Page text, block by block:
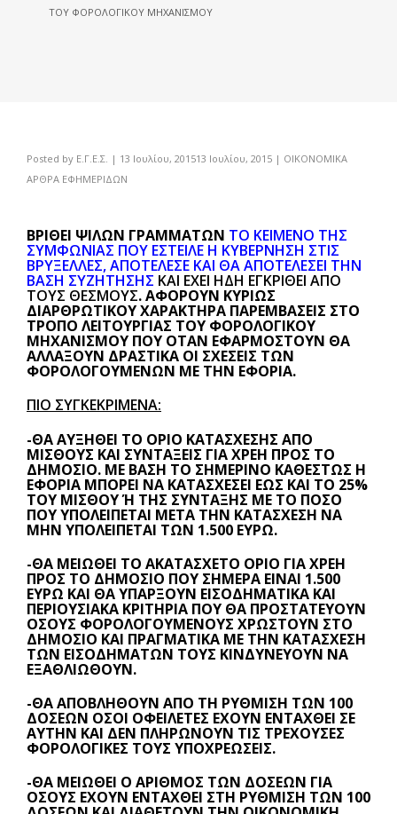
ΤΟΥ ΦΟΡΟΛΟΓΙΚΟΎ ΜΗΧΑΝΙΣΜΟΎ
Posted by Ε.Γ.Ε.Σ. | 13 Ιουλίου, 201513 Ιουλίου, 2015 | ΟΙΚΟΝΟΜΙΚΑ
ΑΡΘΡΑ ΕΦΗΜΕΡΙΔΩΝ
ΒΡΊΘΕΙ ΨΙΛΏΝ ΓΡΑΜΜΆΤΩΝ ΤΟ ΚΕΊΜΕΝΟ ΤΗΣ
ΣΥΜΦΩΝΊΑΣ ΠΟΥ ΈΣΤΕΙΛΕ Η ΚΥΒΈΡΝΗΣΗ ΣΤΙΣ
ΒΡΥΞΈΛΛΕΣ, ΑΠΟΤΈΛΕΣΕ ΚΑΙ ΘΑ ΑΠΟΤΕΛΈΣΕΙ ΤΗΝ
ΒΆΣΗ ΣΥΖΉΤΗΣΗΣ ΚΑΙ ΈΧΕΙ ΉΔΗ ΕΓΚΡΙΘΕΊ ΑΠΌ
ΤΟΥΣ ΘΕΣΜΟΎΣ. ΑΦΟΡΟΎΝ ΚΥΡΊΩΣ
ΔΙΑΡΘΡΩΤΙΚΟΎ ΧΑΡΑΚΤΉΡΑ ΠΑΡΕΜΒΆΣΕΙΣ ΣΤΟ
ΤΡΌΠΟ ΛΕΙΤΟΥΡΓΊΑΣ ΤΟΥ ΦΟΡΟΛΟΓΙΚΟΎ
ΜΗΧΑΝΙΣΜΟΎ ΠΟΥ ΌΤΑΝ ΕΦΑΡΜΟΣΤΟΎΝ ΘΑ
ΑΛΛΆΞΟΥΝ ΔΡΑΣΤΙΚΆ ΟΙ ΣΧΈΣΕΙΣ ΤΩΝ
ΦΟΡΟΛΟΓΟΎΜΕΝΩΝ ΜΕ ΤΗΝ ΕΦΟΡΊΑ.
ΠΙΟ ΣΥΓΚΕΚΡΙΜΈΝΑ:
-ΘΑ ΑΥΞΗΘΕΊ ΤΟ ΌΡΙΟ ΚΑΤΆΣΧΕΣΗΣ ΑΠΌ
ΜΙΣΘΟΎΣ ΚΑΙ ΣΥΝΤΆΞΕΙΣ ΓΙΑ ΧΡΈΗ ΠΡΟΣ ΤΟ
ΔΗΜΌΣΙΟ. ΜΕ ΒΆΣΗ ΤΟ ΣΗΜΕΡΙΝΌ ΚΑΘΕΣΤΏΣ Η
ΕΦΟΡΊΑ ΜΠΟΡΕΊ ΝΑ ΚΑΤΑΣΧΈΣΕΙ ΈΩΣ ΚΑΙ ΤΟ 25%
ΤΟΥ ΜΙΣΘΟΎ Ή ΤΗΣ ΣΎΝΤΑΞΗΣ ΜΕ ΤΟ ΠΟΣΌ Π
ΟΥ ΥΠΟΛΕΊΠΕΤΑΙ ΜΕΤΆ ΤΗΝ ΚΑΤΆΣΧΕΣΗ ΝΑ Μ
ΗΝ ΥΠΟΛΕΊΠΕΤΑΙ ΤΩΝ 1.500 ΕΥΡΏ.
-ΘΑ ΜΕΙΩΘΕΊ ΤΟ ΑΚΑΤΆΣΧΕΤΟ ΌΡΙΟ ΓΙΑ ΧΡΈΗ
ΠΡΟΣ ΤΟ ΔΗΜΌΣΙΟ ΠΟΥ ΣΉΜΕΡΑ ΕΊΝΑΙ 1.500
ΕΥΡΏ ΚΑΙ ΘΑ ΥΠΆΡΞΟΥΝ ΕΙΣΟΔΗΜΑΤΙΚΆ ΚΑΙ
ΠΕΡΙΟΥΣΙΑΚΆ ΚΡΙΤΉΡΙΑ ΠΟΥ ΘΑ ΠΡΟΣΤΑΤΕΎΟΥΝ
ΌΣΟΥΣ ΦΟΡΟΛΟΓΟΎΜΕΝΟΥΣ ΧΡΩΣΤΟΎΝ ΣΤΟ
ΔΗΜΌΣΙΟ ΚΑΙ ΠΡΑΓΜΑΤΙΚΆ ΜΕ ΤΗΝ ΚΑΤΆΣΧΕΣΗ
ΤΩΝ ΕΙΣΟΔΗΜΆΤΩΝ ΤΟΥΣ ΚΙΝΔΥΝΕΎΟΥΝ ΝΑ
ΕΞΑΘΛΙΩΘΟΎΝ.
-ΘΑ ΑΠΟΒΛΗΘΟΎΝ ΑΠΌ ΤΗ ΡΎΘΜΙΣΗ ΤΩΝ 100
ΔΌΣΕΩΝ ΌΣΟΙ ΟΦΕΙΛΈΤΕΣ ΈΧΟΥΝ ΕΝΤΑΧΘΕΊ ΣΕ
ΑΥΤΉΝ ΚΑΙ ΔΕΝ ΠΛΗΡΏΝΟΥΝ ΤΙΣ ΤΡΈΧΟΥΣΕΣ
ΦΟΡΟΛΟΓΙΚΈΣ ΤΟΥΣ ΥΠΟΧΡΕΏΣΕΙΣ.
-ΘΑ ΜΕΙΩΘΕΊ Ο ΑΡΙΘΜΌΣ ΤΩΝ ΔΌΣΕΩΝ ΓΙΑ
ΌΣΟΥΣ ΈΧΟΥΝ ΕΝΤΑΧΘΕΊ ΣΤΗ ΡΎΘΜΙΣΗ ΤΩΝ 100